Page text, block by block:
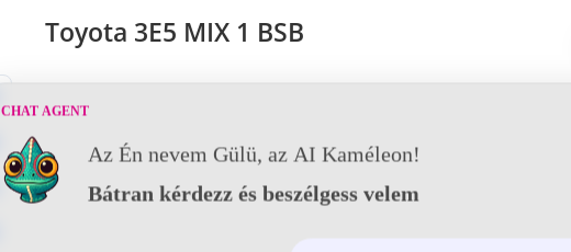
Toyota 3E5 MIX 1 BSB
CHAT AGENT
Az Én nevem Gülü, az AI Kaméleon!
Bátran kérdezz és beszélgess velem